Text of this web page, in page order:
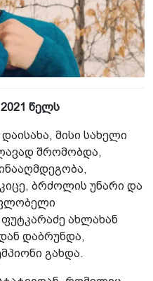
წელს
მისი სახელი
შრომობდა,
ბრძოლის უნარი და
ახლახან
დაბრუნდა,
გახდა.